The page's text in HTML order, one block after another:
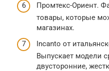
Промтекс-Ориент.
товары, которые
магазинах.
Incanto от
Выпускает модели
двусторонние,